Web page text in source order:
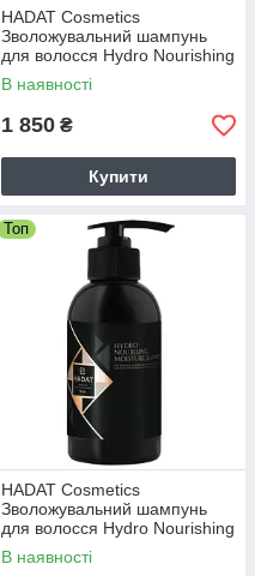
HADAT Cosmetics
Зволожувальний шампунь
для волосся Hydro Nourishing
Moisture Shampoo
В наявності
1 850 ₴
Купити
Топ
HADAT Cosmetics
Зволожувальний шампунь
для волосся Hydro Nourishing
Moisture Shampoo
В наявності